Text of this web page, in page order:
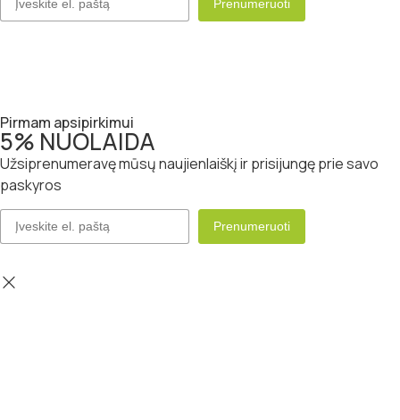
Pirmam apsipirkimui
5% NUOLAIDA
Užsiprenumeravę mūsų naujienlaiškį ir prisijungę prie savo
paskyros